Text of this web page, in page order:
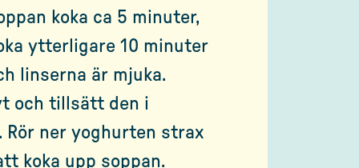
koka ca 5 minuter,
ytterligare 10 minuter
linserna är mjuka.
och tillsätt den i
Rör ner yoghurten strax
koka upp soppan.